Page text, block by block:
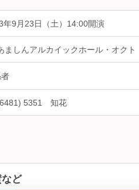
年9月23日（土）14:00開演
ましんアルカイックホール・オクト
5351 知花
ど